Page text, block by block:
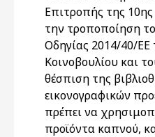
Επιτροπής της
την τροποποίηση
Οδηγίας 2014/40/
Κοινοβουλίου και
θέσπιση της
εικονογραφικών
πρέπει να
προϊόντα καπνού,